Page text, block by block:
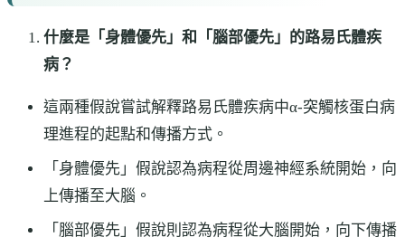
什麼是「身體優先」和「腦部優先」的路易氏體疾
病？
這兩種假說嘗試解釋路易氏體疾病中α-突觸核蛋白病
理進程的起點和傳播方式。
「身體優先」假說認為病程從周邊神經系統開始，向
上傳播至大腦。
「腦部優先」假說則認為病程從大腦開始，向下傳播